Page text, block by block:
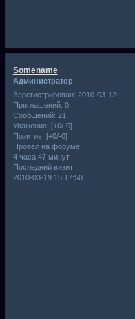
Somename
Администратор
Зарегистрирован: 2010-03-12
Приглашений: 0
Сообщений: 21
Уважение: [+0/-0]
Позитив: [+0/-0]
Провел на форуме:
4 часа 47 минут
Последний визит:
2010-03-19 15:17:50